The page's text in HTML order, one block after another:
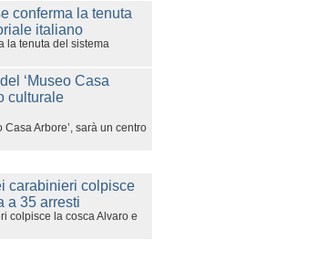
la tenuta del sistema
Casa Arbore’, sarà un centro
colpisce la cosca Alvaro e